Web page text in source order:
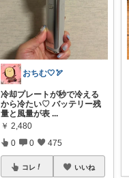
おちむ🤍🏹
冷却プレートが秒で冷える
から冷たい♡ バッテリー残
量と風量が表 ...
￥ 2,480
0 0 475
コレ いいね